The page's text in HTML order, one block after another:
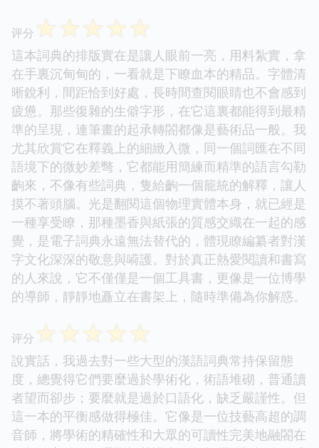
评分 ☆☆☆☆☆
這本詞典的排版實在是讓人眼前一亮，用料紮實，拿
在手裏沉甸甸的，一看就是下瞭血本的精品。字體清
晰銳利，間距恰到好處，長時間查閱眼睛也不會感到
疲憊。那些復雜的生僻字形，在它這裏都能得到最精
準的呈現，連筆畫的起承轉閤都像是藝術品一般。我
尤其欣賞它在釋義上的細緻入微，同一個詞匯在不同
語境下的微妙差彆，它都能用簡練而精準的語言勾勒
齣來，不像有些詞典，隻給齣一個籠統的解釋，讓人
摸不著頭腦。光是翻閱這個物理實體本身，就已經是
一種享受瞭，那種墨香與紙張的質感交織在一起的感
覺，是電子詞典永遠無法替代的，體現瞭編纂者對漢
字文化深深的敬意與嗬護。對於真正熱愛閱讀和書寫
的人來說，它不僅僅是一個工具書，更像是一位博學
的導師，靜靜地矗立在書架上，隨時準備為你解惑。
评分 ☆☆☆☆☆
說實話，我過去對一些大型的漢語詞典常持保留態
度，總覺得它們要麼過於學術化，術語堆砌，普通讀
者望而卻步；要麼就是過於口語化，缺乏嚴謹性。但
這一本的平衡感做得極佳。它像是一位技藝高超的調
音師，將學術的精確性和大眾的可讀性完美地融閤在